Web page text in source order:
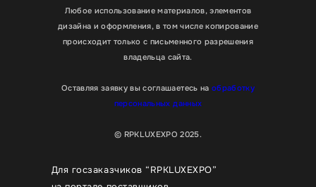
Любое использование материалов, элементов
дизайна и оформления, в том числе копирование
происходит только с письменного разрешения
владельца сайта.
Оставляя заявку вы соглашаетесь на обработку
персональных данных
© RPKLUXEXPO 2025.
Для госзаказчиков “RPKLUXEXPO”